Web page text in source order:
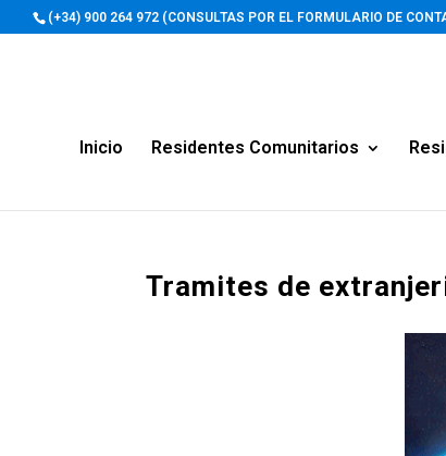
(+34) 900 264 972 (CONSULTAS POR EL FORMULARIO DE
Inicio Residentes Comunitarios
Tramites de